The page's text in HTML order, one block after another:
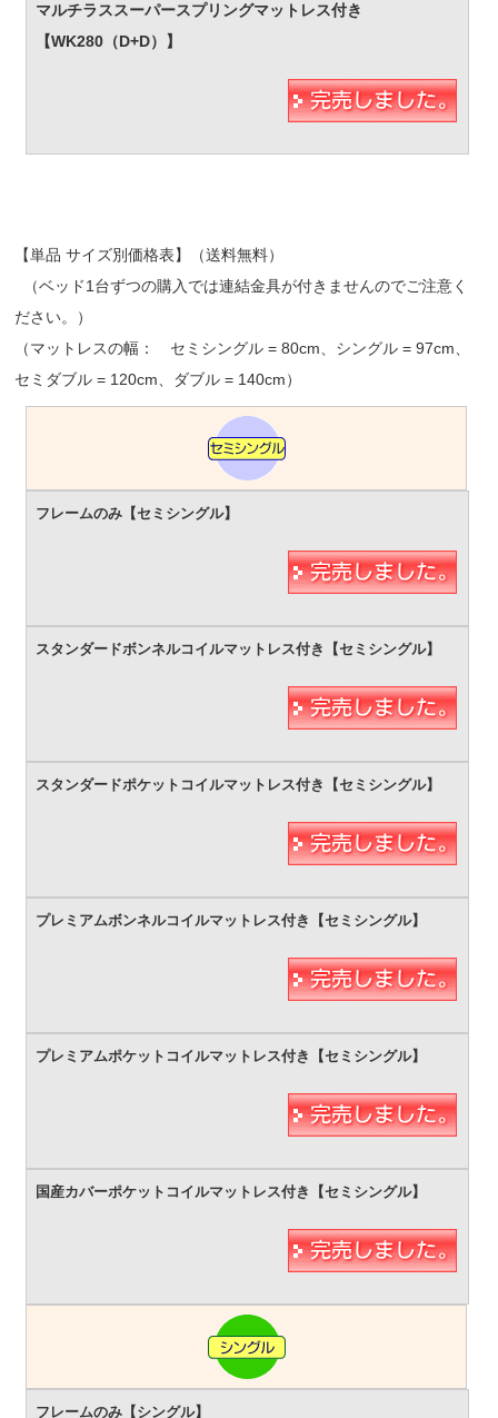
【単品 サイズ別価格表】（送料無料）
（ベッド1台ずつの購入では連結金具が付きませんのでご注意く
ださい。）
（マットレスの幅： セミシングル = 80cm、シングル = 97cm、
セミダブル = 120cm、ダブル = 140cm）